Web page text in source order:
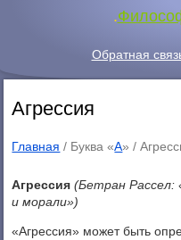
.
Обратная
Агрессия
Главная / Буква «А» /
Агрессия (Бетран Рассел:
и морали»)
«Агрессия» может быть